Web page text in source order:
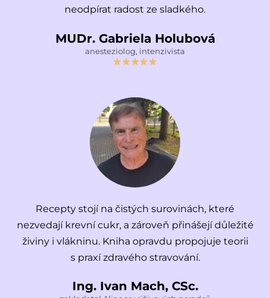
neodpírat radost ze sladkého.
MUDr. Gabriela Holubová
anesteziolog, intenzivista
Recepty stojí na čistých surovinách, které
nezvedají krevní cukr, a zároveň přinášejí důležité
živiny i vlákninu. Kniha opravdu propojuje teorii
s praxí zdravého stravování.
Ing. Ivan Mach, CSc.